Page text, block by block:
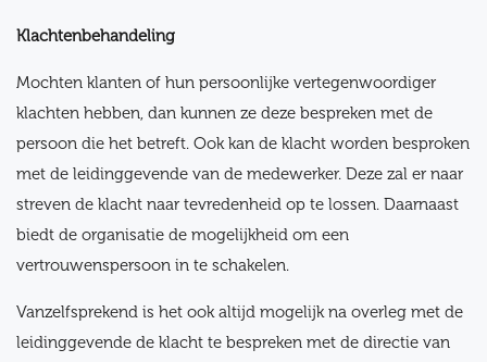
Klachtenbehandeling
Mochten klanten of hun persoonlijke vertegenwoordiger
klachten hebben, dan kunnen ze deze bespreken met de
persoon die het betreft. Ook kan de klacht worden besproken
met de leidinggevende van de medewerker. Deze zal er naar
streven de klacht naar tevredenheid op te lossen. Daarnaast
biedt de organisatie de mogelijkheid om een
vertrouwenspersoon in te schakelen.
Vanzelfsprekend is het ook altijd mogelijk na overleg met de
leidinggevende de klacht te bespreken met de directie van